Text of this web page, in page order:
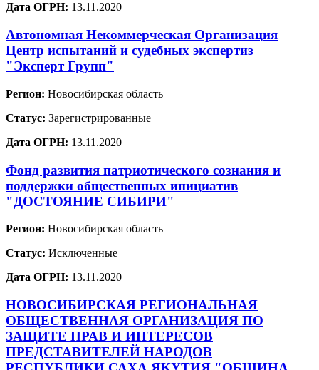
Дата ОГРН: 13.11.2020
Автономная Некоммерческая Организация
Центр испытаний и судебных экспертиз
"Эксперт Групп"
Регион: Новосибирская область
Статус: Зарегистрированные
Дата ОГРН: 13.11.2020
Фонд развития патриотического сознания и
поддержки общественных инициатив
"ДОСТОЯНИЕ СИБИРИ"
Регион: Новосибирская область
Статус: Исключенные
Дата ОГРН: 13.11.2020
НОВОСИБИРСКАЯ РЕГИОНАЛЬНАЯ
ОБЩЕСТВЕННАЯ ОРГАНИЗАЦИЯ ПО
ЗАЩИТЕ ПРАВ И ИНТЕРЕСОВ
ПРЕДСТАВИТЕЛЕЙ НАРОДОВ